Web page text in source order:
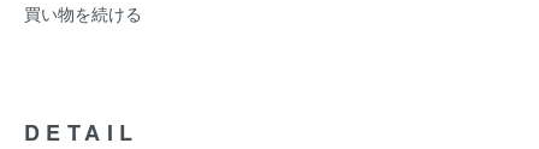
買い物を続ける
DETAIL